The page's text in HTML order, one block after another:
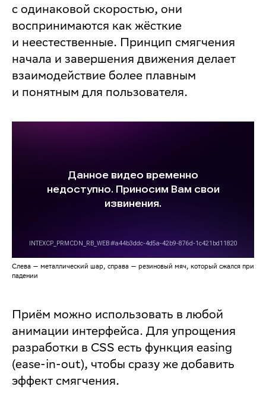
с одинаковой скоростью, они
воспринимаются как жёсткие
и неестественные. Принцип смягчения
начала и завершения движения делает
взаимодействие более плавным
и понятным для пользователя.
Слева — металлический шар, справа — резиновый мяч, который сжался при
падении
Приём можно использовать в любой
анимации интерфейса. Для упрощения
разработки в CSS есть функция easing
(ease-in-out), чтобы сразу же добавить
эффект смягчения.